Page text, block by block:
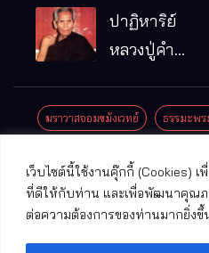
เว็บไซต์นี้ใช้งานคุ๊กกี้ (Cookies)
ที่ดีให้กับท่าน และเพื่อพัฒนาคุณภ
ต่อความต้องการของท่านมากยิ่งขึ้
รมฐาน
คุณ (หลวง
ปู่บัวเกตุ
แล้ว วัดป่า
อ.แม่ริม
จ.เชียงใหม่
ปาฏิหาริย์
หลวงปู่คำ
มณี
ฆราวาสจอมขมังเวทย์ ธรรมะพร
ปาฏิหาริย์พระเครื่อง
พระพุทธรูปศักดิ์สิทธิ์ วัดที่สําคั